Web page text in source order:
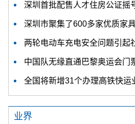
深圳首批配售人才住房公证摇号结果出炉 认购家庭
深圳市聚集了600多家优质家具企业 其中规
两轮电动车充电安全问题引起社会高度关注 多措
中国队无缘直通巴黎奥运会门票 多次出现失误平衡
全国将新增31个办理高铁快运业务的车站 高铁
业界